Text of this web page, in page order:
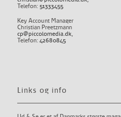
Telefon: 51333455
Key Account Manager
Christian Preetzmann
cp@piccolomedia.dk,
Telefon: 42680845
Links og info